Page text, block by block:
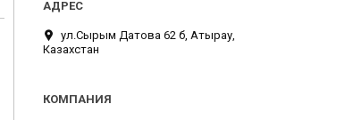
ул.Сырым Датова 62 б, Атырау,
Казахстан